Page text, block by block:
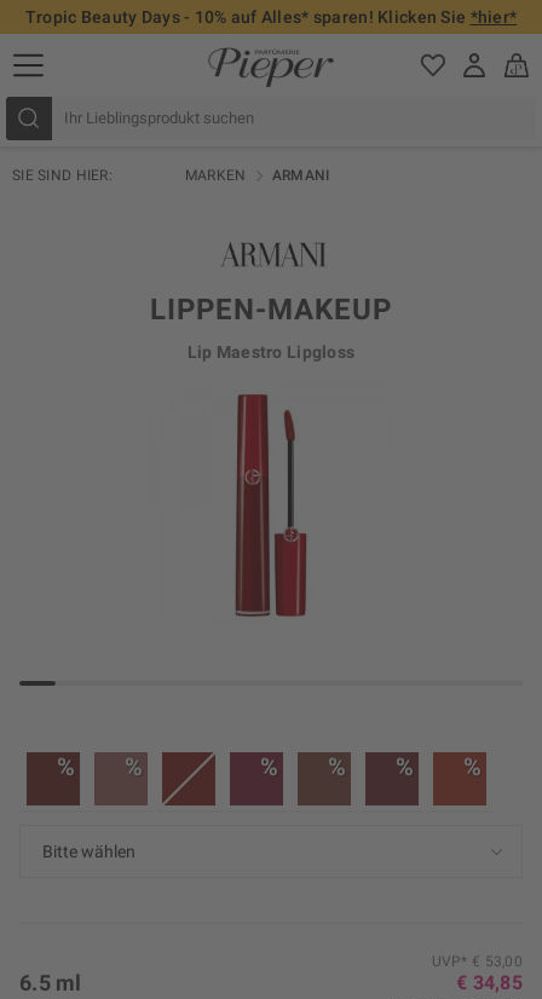
Tropic Beauty Days - 10% auf Alles* sparen! Klicken Sie *hier*
SIE SIND HIER: MARKEN ARMANI
LIPPEN-MAKEUP
Lip Maestro Lipgloss
% % % % % %
UVP* € 53,00
€ 34,85
6.5 ml